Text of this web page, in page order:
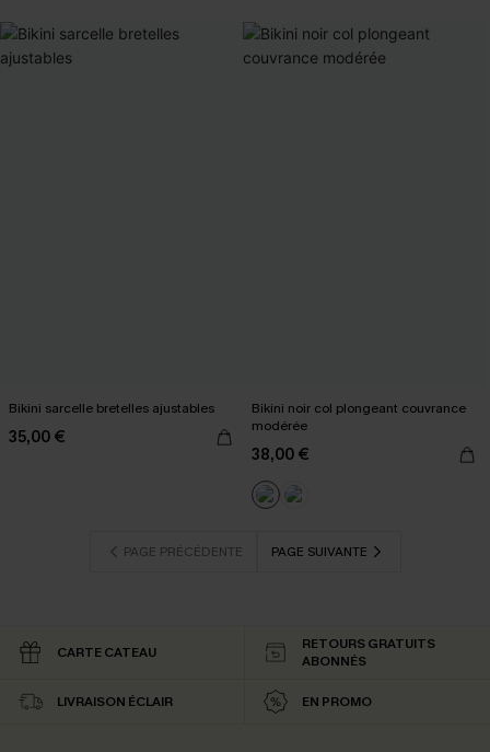
Bikini sarcelle bretelles ajustables
35,00 €
Bikini noir col plongeant couvrance
modérée
38,00 €
PAGE PRÉCÉDENTE PAGE SUIVANTE
CARTE CATEAU
RETOURS GRATUITS
ABONNÉS
LIVRAISON ÉCLAIR EN PROMO